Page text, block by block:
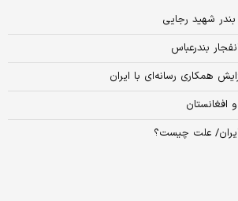
بندر شهید رجایی
بندرعباس
همکاری رسانه‌ای با ایران
ایران/ علت چیست؟